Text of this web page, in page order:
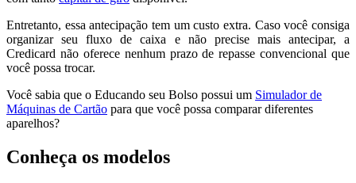
Entretanto, essa antecipação tem um custo extra. Caso você consiga
organizar seu fluxo de caixa e não precise mais antecipar, a
Credicard não oferece nenhum prazo de repasse convencional que
você possa trocar.
Você sabia que o Educando seu Bolso possui um Simulador de
Máquinas de Cartão para que você possa comparar diferentes
aparelhos?
Conheça os modelos